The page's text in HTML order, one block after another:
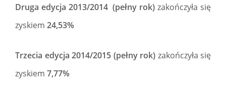
Druga edycja 2013/2014 (pełny rok) zakończyła się
zyskiem 24,53%
Trzecia edycja 2014/2015 (pełny rok) zakończyła się
zyskiem 7,77%